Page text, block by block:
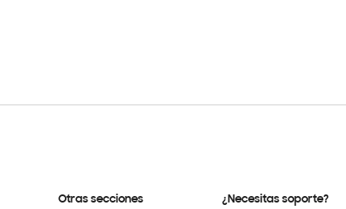
Otras secciones ¿Necesitas soporte?